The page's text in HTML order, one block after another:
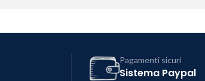
Pagamenti sicuri
Sistema Paypal